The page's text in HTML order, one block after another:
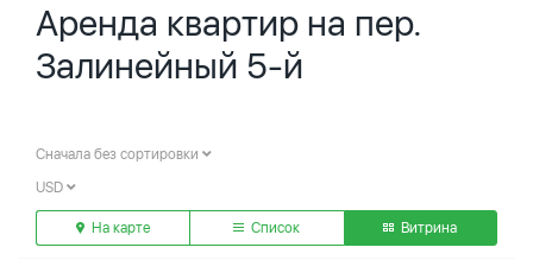
Аренда квартир на пер.
Залинейный 5-й
Сначала без сортировки
USD
На карте Список Витрина